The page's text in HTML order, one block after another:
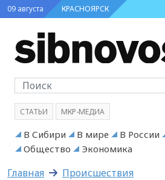
09 августа КРАСНОЯРСК
СТАТЬИ МКР-МЕДИА
В Сибири В мире В России
Общество
Экономика
Главная Происшествия